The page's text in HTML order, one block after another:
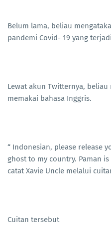
Belum lama, beliau
pandemi Covid- 19 yang
Lewat akun Twitternya,
memakai bahasa Inggris.
“ Indonesian, please release
ghost to my country. Paman
catat Xavie Uncle melalui
Cuitan tersebut